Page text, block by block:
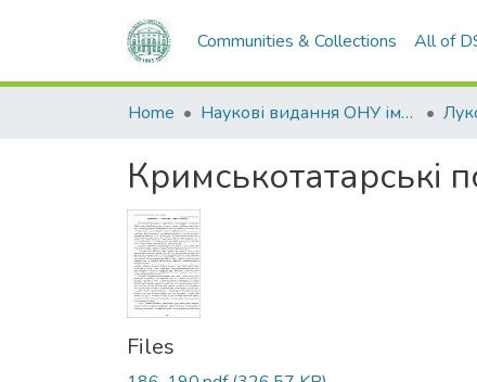
Communities & Collections All of
Home Наукові видання ОНУ імені І. І. Мечникова
Кримськотатарські
Files